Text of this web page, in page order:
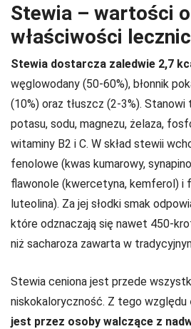
Stewia – wartości
właściwości
Stewia dostarcza zaledwie 2,7
węglowodany (50-60%), błonnik
(10%) oraz tłuszcz (2-3%). Stanowi
potasu, sodu, magnezu, żelaza,
witaminy B2 i C. W skład stewii
fenolowe (kwas kumarowy,
ﬂawonole (kwercetyna, kemferol) i
luteolina). Za jej słodki smak
które odznaczają się nawet 450-
niż sacharoza zawarta w
Stewia ceniona jest przede
niskokaloryczność. Z tego względu
jest przez osoby walczące z